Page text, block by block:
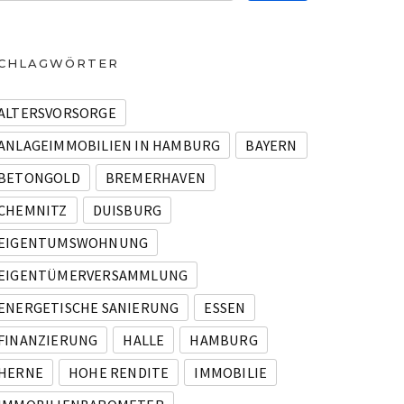
IN HAMBURG
BAYERN
BREMERHAVEN
DUISBURG
SANIERUNG
ESSEN
HALLE
HAMBURG
HOHE RENDITE
IMMOBILIE